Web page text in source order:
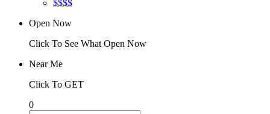
$$$$
Open Now
Click To See What Open Now
Near Me
Click To GET
0